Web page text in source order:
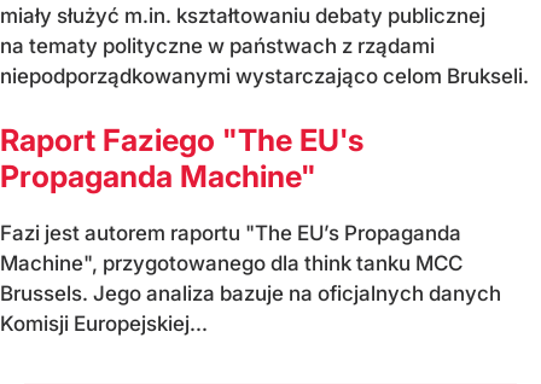
miały służyć m.in. kształtowaniu debaty publicznej
na tematy polityczne w państwach z rządami
niepodporządkowanymi wystarczająco celom Brukseli.
Raport Faziego "The EU's
Propaganda Machine"
Fazi jest autorem raportu "The EU’s Propaganda
Machine", przygotowanego dla think tanku MCC
Brussels. Jego analiza bazuje na oficjalnych danych
Komisji Europejskiej...